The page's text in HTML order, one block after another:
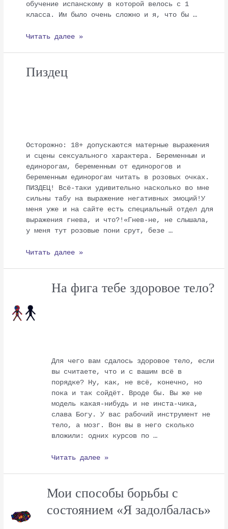
обучение испанскому в которой велось с 1
класса. Им было очень сложно и я, что бы …
Читать далее »
Пиздец
Осторожно: 18+ допускаются матерные выражения
и сцены сексуального характера. Беременным и
единорогам, беременным от единорогов и
беременным единорогам читать в розовых очках.
ПИЗДЕЦ! Всё-таки удивительно насколько во мне
сильны табу на выражение негативных эмоций!У
меня уже и на сайте есть специальный отдел для
выражения гнева, и что?!«Гнев-не, не слышала,
у меня тут розовые пони срут, безе …
Читать далее »
На фига тебе здоровое тело?
Для чего вам сдалось здоровое тело, если
вы считаете, что и с вашим всё в
порядке? Ну, как, не всё, конечно, но
пока и так сойдёт. Вроде бы. Вы же не
модель какая-нибудь и не инста-чика,
слава Богу. У вас рабочий инструмент не
тело, а мозг. Вон вы в него сколько
вложили: одних курсов по …
Читать далее »
Мои способы борьбы с
состоянием «Я задолбалась»
Мои